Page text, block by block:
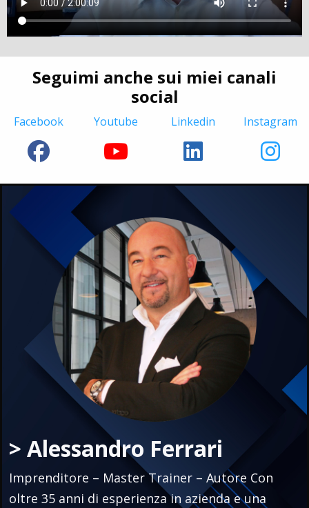
Seguimi anche sui miei canali
social
Facebook Youtube Linkedin Instagram
> Alessandro Ferrari
Imprenditore – Master Trainer – Autore Con
oltre 35 anni di esperienza in azienda e una